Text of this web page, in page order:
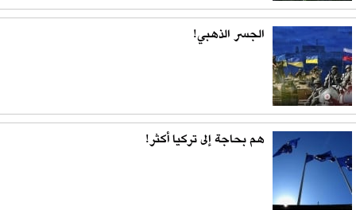
الجسر الذهبي!
هم بحاجة إلى تركيا أكثر!